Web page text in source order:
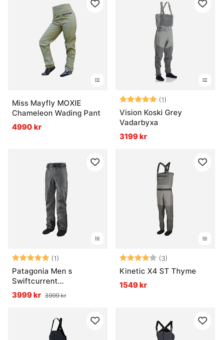
Miss Mayfly MOXIE
Chameleon Wading Pant
4990 kr
Betyg: (1)
Vision Koski Grey
Vadarbyxa
3199 kr
Betyg: (1)
5.0 utav 5 stjärnor
Patagonia Men s
Swiftcurrent
Midjevadare
3999 kr 3999 kr
Betyg: (3)
Kinetic X4 ST Thyme
1549 kr